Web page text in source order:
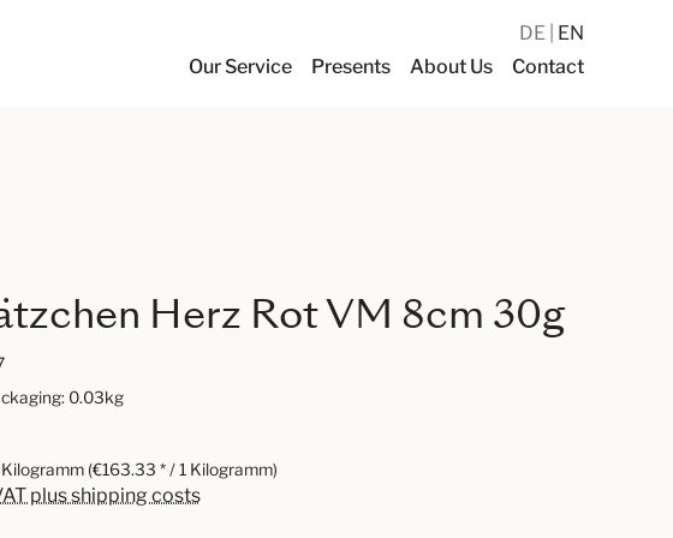
Our Service Presents About Us Contact
DE EN
Herz Rot VM 8cm 30g
(€163.33 * / 1 Kilogramm)
plus shipping costs
0.03kg